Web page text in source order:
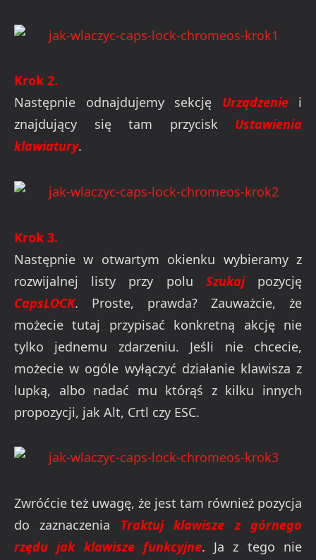
Krok 2.
Następnie odnajdujemy sekcję Urządzenie
i
znajdujący się tam przycisk Ustawienia
klawiatury.
Krok 3.
Następnie w otwartym okienku wybieramy z
rozwijalnej listy przy polu Szukajpozycję
CapsLOCK. Proste, prawda? Zauważcie, że
możecie tutaj przypisać konkretną akcję nie
tylko jednemu zdarzeniu. Jeśli nie chcecie,
możecie w ogóle wyłączyć działanie klawisza z
lupką, albo nadać mu którąś z kilku innych
propozycji, jak Alt, Crtl czy ESC.
Zwróćcie też uwagę, że jest tam również pozycja
do zaznaczenia Traktuj klawisze z górnego
rzędu jak klawisze funkcyjne. Ja z tego nie